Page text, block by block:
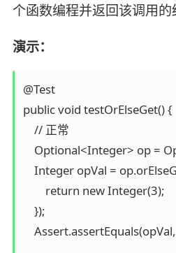
个函数编程并返回该调用的
演示：
@Test
public void testOrElseGet() {
    // 正常
Optional<Integer> op =
Integer opVal =
        return new Integer(3);
    });